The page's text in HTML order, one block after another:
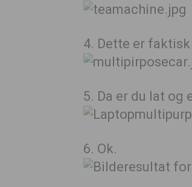
4. Dette er
5. Da er du lat og
6. Ok.